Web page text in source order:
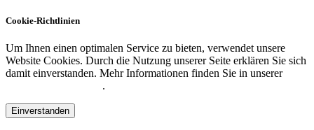
Cookie-Richtlinien
Um Ihnen einen optimalen Service zu bieten, verwendet unsere
Website Cookies. Durch die Nutzung unserer Seite erklären Sie sich
damit einverstanden. Mehr Informationen finden Sie in unserer
.
Einverstanden